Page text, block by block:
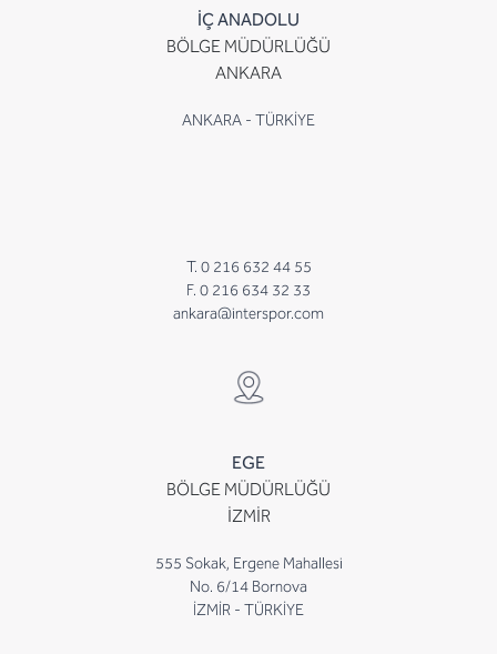
İÇ ANADOLU
BÖLGE MÜDÜRLÜĞÜ
ANKARA
ANKARA - TÜRKİYE
T. 0 216 632 44 55
F. 0 216 634 32 33
ankara@interspor.com
EGE
BÖLGE MÜDÜRLÜĞÜ
İZMİR
555 Sokak, Ergene Mahallesi
No. 6/14 Bornova
İZMİR - TÜRKİYE